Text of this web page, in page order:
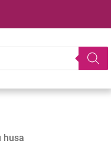
husa